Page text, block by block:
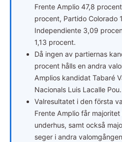
Frente Amplio 47,8
procent, Partido Colorado
Independiente 3,09
1,13 procent.
Då ingen av partiernas
procent hålls en andra
Amplios kandidat Tabaré
Nacionals Luis Lacalle Pou.
Valresultatet i den första
Frente Amplio får
underhus, samt också
seger i andra